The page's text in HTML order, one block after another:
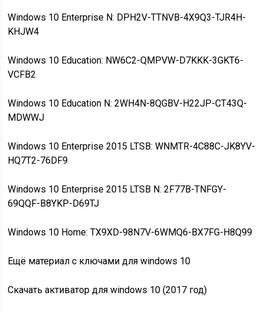
Windows 10 Enterprise N: DPH2V-TTNVB-4X9Q3-TJR4H-
KHJW4
Windows 10 Education: NW6C2-QMPVW-D7KKK-3GKT6-
VCFB2
Windows 10 Education N: 2WH4N-8QGBV-H22JP-CT43Q-
MDWWJ
Windows 10 Enterprise 2015 LTSB: WNMTR-4C88C-JK8YV-
HQ7T2-76DF9
Windows 10 Enterprise 2015 LTSB N: 2F77B-TNFGY-
69QQF-B8YKP-D69TJ
Windows 10 Home: TX9XD-98N7V-6WMQ6-BX7FG-H8Q99
Ещё материал с ключами для windows 10
Скачать активатор для windows 10 (2017 год)